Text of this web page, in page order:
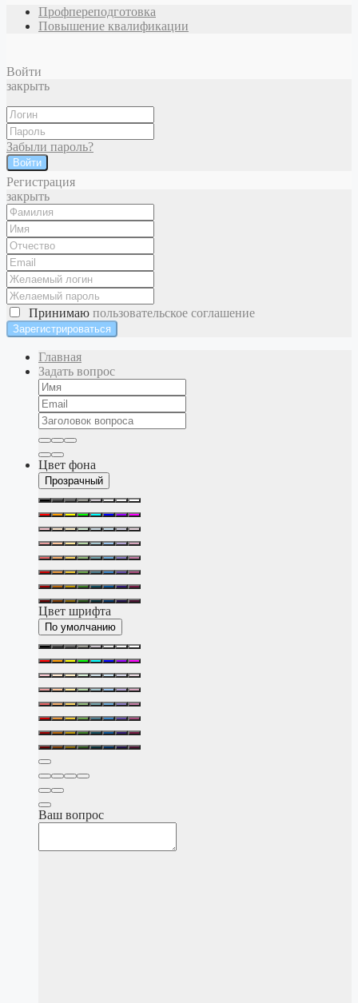
Профпереподготовка
Повышение квалификации
Войти
закрыть
Забыли пароль?
Войти
Регистрация
закрыть
Принимаю пользовательское соглашение
Главная
Задать вопрос
Цвет фона
Прозрачный
Цвет шрифта
По умолчанию
Ваш вопрос